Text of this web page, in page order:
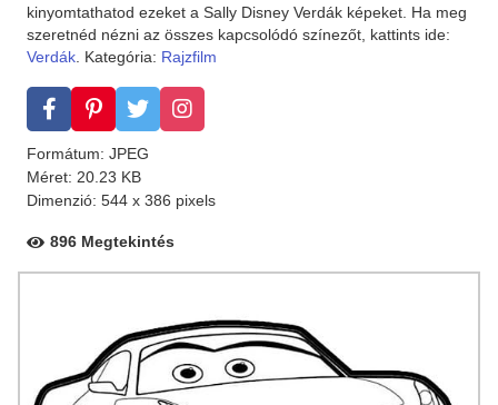
kinyomtathatod ezeket a Sally Disney Verdák képeket. Ha meg
szeretnéd nézni az összes kapcsolódó színezőt, kattints ide:
Verdák. Kategória: Rajzfilm
Formátum: JPEG
Méret: 20.23 KB
Dimenzió: 544 x 386 pixels
896 Megtekintés